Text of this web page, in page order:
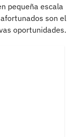
pequeña escala
son el
oportunidades.